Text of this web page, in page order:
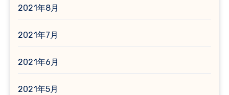
2021年8月
2021年7月
2021年6月
2021年5月